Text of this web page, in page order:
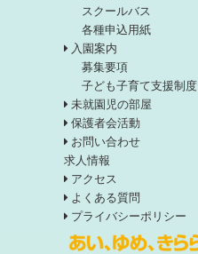
スクールバス
各種申込用紙
入園案内
募集要項
子ども子育て支援制度
未就園児の部屋
保護者会活動
お問い合わせ
求人情報
アクセス
よくある質問
プライバシーポリシー